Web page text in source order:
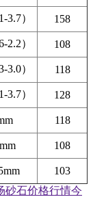
3.7） 158
2.2） 108
3.0） 118
3.7） 128
118
108
103
砂石价格行情今